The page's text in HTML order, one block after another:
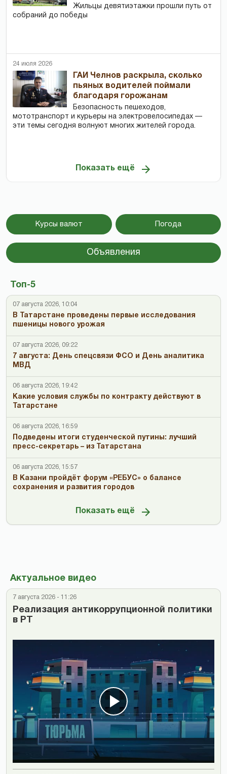
Жильцы девятиэтажки прошли путь от
собраний до победы
24 июля 2026
ГАИ Челнов раскрыла, сколько
пьяных водителей поймали
благодаря горожанам
Безопасность пешеходов,
мототранспорт и курьеры на электровелосипедах —
эти темы сегодня волнуют многих жителей города.
Показать ещё
Курсы валют Погода
Объявления
Топ-5
07 августа 2026, 10:04
В Татарстане проведены первые исследования
пшеницы нового урожая
07 августа 2026, 09:22
7 августа: День спецсвязи ФСО и День аналитика
МВД
06 августа 2026, 19:42
Какие условия службы по контракту действуют в
Татарстане
06 августа 2026, 16:59
Подведены итоги студенческой путины: лучший
пресс-секретарь – из Татарстана
06 августа 2026, 15:57
В Казани пройдёт форум «РЕБУС» о балансе
сохранения и развития городов
Показать ещё
Актуальное видео
7 августа 2026 - 11:26
Реализация антикоррупционной политики
в РТ